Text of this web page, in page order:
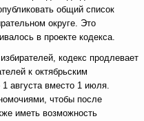
общий список
округе. Это
в проекте кодекса.
кодекс продлевает
к октябрьским
августа вместо 1 июля.
чтобы после
иметь возможность